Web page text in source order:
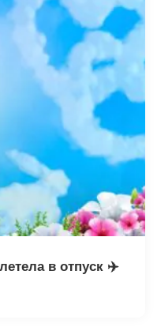
в отпуск ✈️